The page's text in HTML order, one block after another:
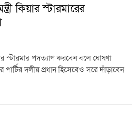
কিয়ার স্টারমারের
স্টারমার পদত্যাগ করবেন বলে ঘোষণা
পার্টির দলীয় প্রধান হিসেবেও সরে দাঁড়াবেন